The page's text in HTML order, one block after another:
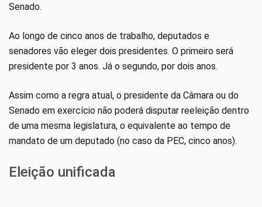
Senado.
Ao longo de cinco anos de trabalho, deputados e
senadores vão eleger dois presidentes. O primeiro será
presidente por 3 anos. Já o segundo, por dois anos.
Assim como a regra atual, o presidente da Câmara ou do
Senado em exercício não poderá disputar reeleição dentro
de uma mesma legislatura, o equivalente ao tempo de
mandato de um deputado (no caso da PEC, cinco anos).
Eleição unificada